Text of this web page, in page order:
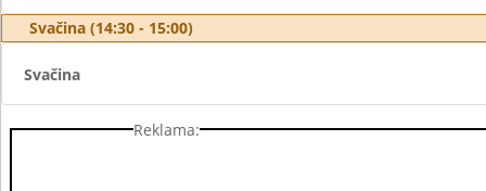
Svačina (14:30 - 15:00)
Svačina
Reklama: